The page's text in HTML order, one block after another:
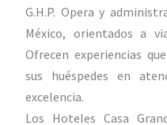
G.H.P. Opera y
México, orientados a
Ofrecen experiencias
sus huéspedes en
excelencia.
Los Hoteles Casa